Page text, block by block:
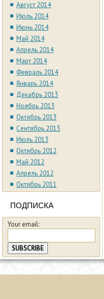
Август 2014
Июль 2014
Июнь 2014
Май 2014
Апрель 2014
Март 2014
Февраль 2014
Январь 2014
Декабрь 2013
Ноябрь 2013
Октябрь 2013
Сентябрь 2013
Июль 2013
Октябрь 2012
Май 2012
Апрель 2012
Октябрь 2011
ПОДПИСКА
Your email: